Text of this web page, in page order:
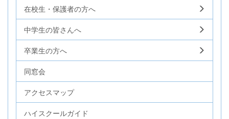
在校生・保護者の方へ
中学生の皆さんへ
卒業生の方へ
同窓会
アクセスマップ
ハイスクールガイド